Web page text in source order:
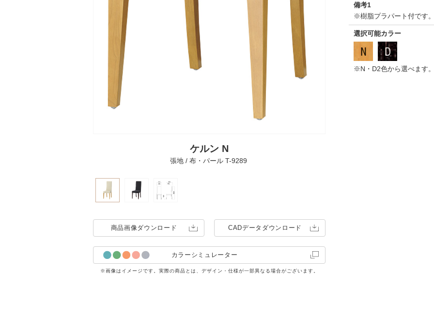
ケルン N
張地 / 布・パール T-9289
商品画像ダウンロード CADデータ ダウンロード
カラーシミュレーター
※画像はイメージです。実際の商品とは、デザイン・仕様が一部異なる場合がございます。
備考1
※樹脂プラパート付です。
選択可能カラー
※N・D2色から選べます